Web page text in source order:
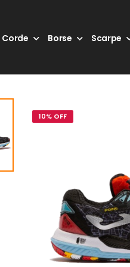
Corde Borse Scarpe
10% OFF